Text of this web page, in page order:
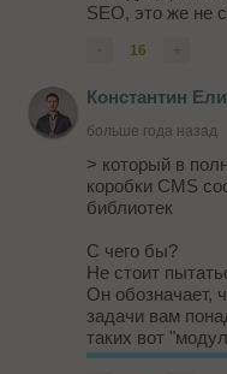
SEO, это же не
16
Константин
больше года назад
> который в
коробки CMS
библиотек
С чего бы?
Не стоит
Он обозначает,
задачи вам
таких вот
сделать)